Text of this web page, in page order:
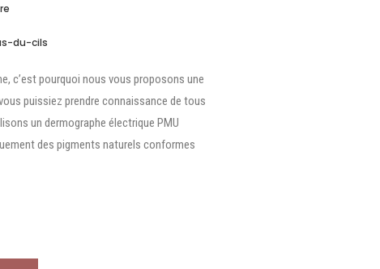
du-cils
c’est pourquoi nous vous proposons une
puissiez prendre connaissance de tous
un dermographe électrique PMU
des pigments naturels conformes